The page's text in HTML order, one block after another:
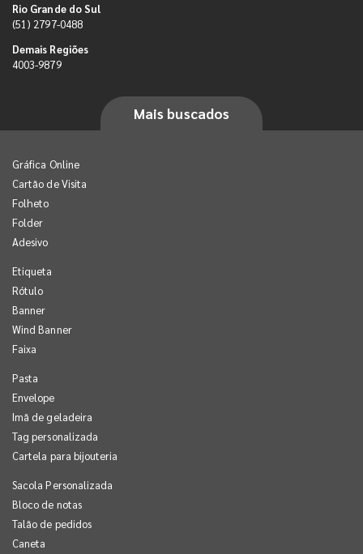
Rio Grande do Sul
(51) 2797-0488
Demais Regiões
4003-9879
Mais buscados
Gráfica Online
Cartão de Visita
Folheto
Folder
Adesivo
Etiqueta
Rótulo
Banner
Wind Banner
Faixa
Pasta
Envelope
Imã de geladeira
Tag personalizada
Cartela para bijouteria
Sacola Personalizada
Bloco de notas
Talão de pedidos
Caneta